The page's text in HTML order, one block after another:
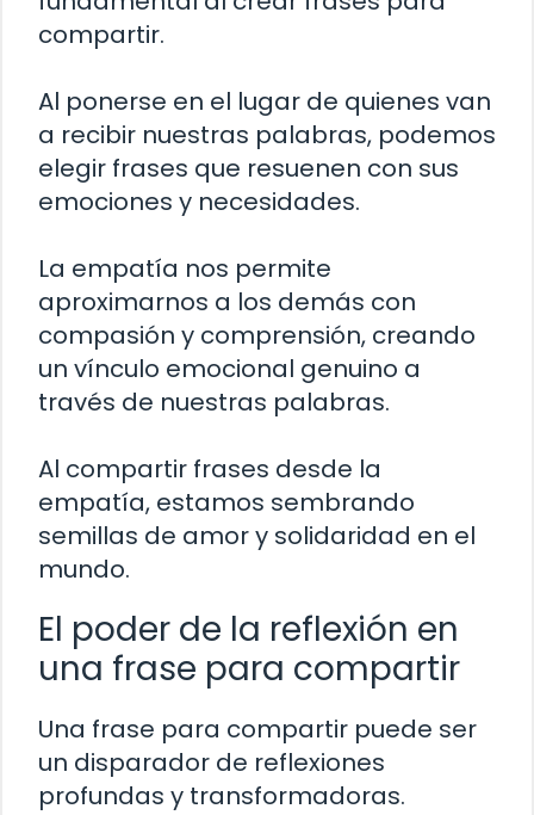
compartir.
Al ponerse en el lugar de quienes van
a recibir nuestras palabras, podemos
elegir frases que resuenen con sus
emociones y necesidades.
La empatía nos permite
aproximarnos a los demás con
compasión y comprensión, creando
un vínculo emocional genuino a
través de nuestras palabras.
Al compartir frases desde la
empatía, estamos sembrando
semillas de amor y solidaridad en el
mundo.
El poder de la reflexión en
una frase para compartir
Una frase para compartir puede ser
un disparador de reflexiones
profundas y transformadoras.